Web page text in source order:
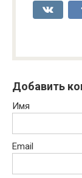
Добавить
Имя
Email